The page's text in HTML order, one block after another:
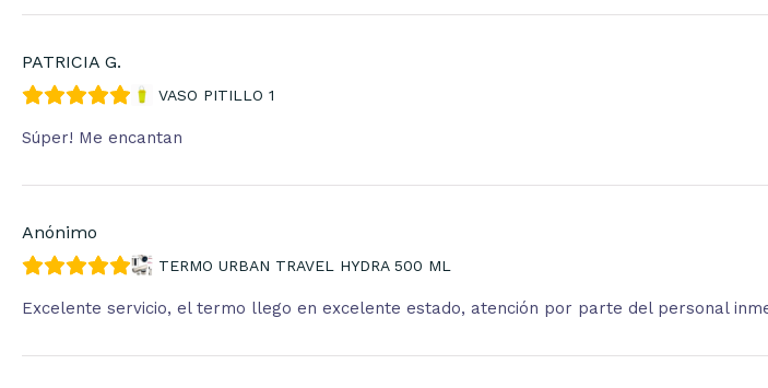
PATRICIA G.
VASO PITILLO 1
Súper! Me encantan
Anónimo
TERMO URBAN TRAVEL HYDRA 500 ML
Excelente servicio, el termo llego en excelente estado, atención por parte del personal